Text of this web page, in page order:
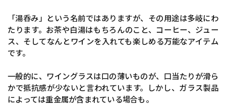
「湯呑み」という名前ではありますが、その用途は多岐にわ
たります。お茶や白湯はもちろんのこと、コーヒー、ジュー
ス、そしてなんとワインを入れても楽しめる万能なアイテム
です。
一般的に、ワイングラスは口の薄いものが、口当たりが滑ら
かで抵抗感が少ないと言われています。しかし、ガラス製品
によっては重金属が含まれている場合も。